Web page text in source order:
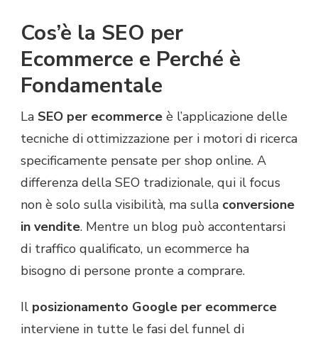
Cos’è la SEO per
Ecommerce e Perché è
Fondamentale
La SEO per ecommerce è l’applicazione delle
tecniche di ottimizzazione per i motori di ricerca
specificamente pensate per shop online. A
differenza della SEO tradizionale, qui il focus
non è solo sulla visibilità, ma sulla conversione
in vendite. Mentre un blog può accontentarsi
di traffico qualificato, un ecommerce ha
bisogno di persone pronte a comprare.
Il posizionamento Google per ecommerce
interviene in tutte le fasi del funnel di